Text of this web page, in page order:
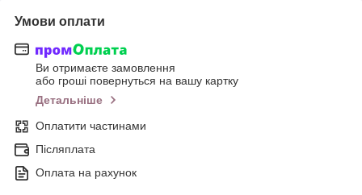
Умови оплати
Ви отримаєте замовлення
або гроші повернуться на вашу картку
Детальніше
Оплатити частинами
Післяплата
Оплата на рахунок